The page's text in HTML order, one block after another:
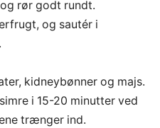
rør godt rundt.
og sautér i
kidneybønner og majs.
i 15-20 minutter ved
trænger ind.